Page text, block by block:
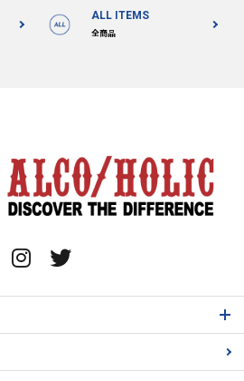
ALL ITEMS
全商品